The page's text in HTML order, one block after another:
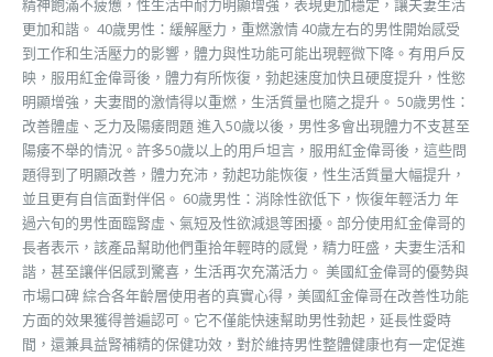
精神飽滿不疲憊，性生活中耐力明顯增強，表現更加穩定，讓夫妻生活
更加和諧。 40歲男性：緩解壓力，重燃激情 40歲左右的男性開始感受
到工作和生活壓力的影響，體力與性功能可能出現輕微下降。有用戶反
映，服用紅金偉哥後，體力有所恢復，勃起速度加快且硬度提升，性慾
明顯增強，夫妻間的激情得以重燃，生活質量也隨之提升。 50歲男性：
改善體虛、乏力及陽痿問題 進入50歲以後，男性多會出現體力不支甚至
陽痿不舉的情況。許多50歲以上的用戶坦言，服用紅金偉哥後，這些問
題得到了明顯改善，體力充沛，勃起功能恢復，性生活質量大幅提升，
並且更有自信面對伴侶。 60歲男性：消除性欲低下，恢復年輕活力 年
過六旬的男性面臨腎虛、氣短及性欲減退等困擾。部分使用紅金偉哥的
長者表示，該產品幫助他們重拾年輕時的感覺，精力旺盛，夫妻生活和
諧，甚至讓伴侶感到驚喜，生活再次充滿活力。 美國紅金偉哥的優勢與
市場口碑 綜合各年齡層使用者的真實心得，美國紅金偉哥在改善性功能
方面的效果獲得普遍認可。它不僅能快速幫助男性勃起，延長性愛時
間，還兼具益腎補精的保健功效，對於維持男性整體健康也有一定促進